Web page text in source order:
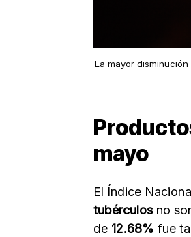
La mayor
mayo
El Índice
tubérculosno
de 12.68% fue